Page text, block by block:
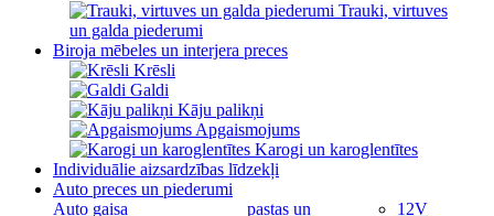
Trauki, virtuves
un galda piederumi
Biroja mēbeles un interjera preces
Krēsli
Galdi
Kāju palikņi
Apgaismojums
Karogi un karoglentītes
Individuālie aizsardzības līdzekļi
Auto preces un piederumi
Auto gaisa
pastas un
12V